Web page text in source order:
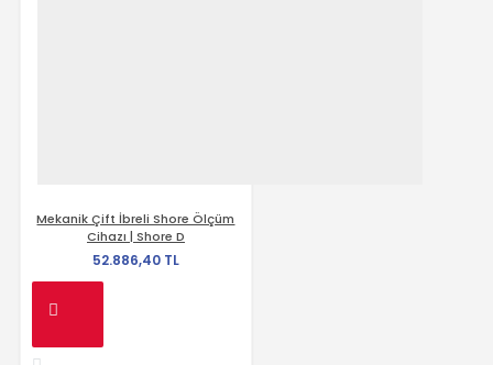
Mekanik Çift İbreli Shore Ölçüm
Cihazı | Shore D
52.886,40 TL